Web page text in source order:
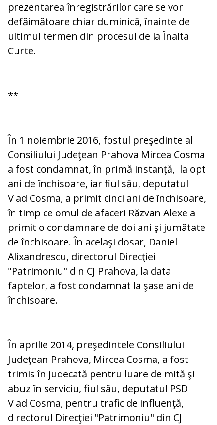
prezentarea înregistrărilor care se vor
defăimătoare chiar duminică, înainte de
ultimul termen din procesul de la Înalta
Curte.
**
În 1 noiembrie 2016, fostul preşedinte al
Consiliului Judeţean Prahova Mircea Cosma
a fost condamnat, în primă instanță, la opt
ani de închisoare, iar fiul său, deputatul
Vlad Cosma, a primit cinci ani de închisoare,
în timp ce omul de afaceri Răzvan Alexe a
primit o condamnare de doi ani şi jumătate
de închisoare. În acelaşi dosar, Daniel
Alixandrescu, directorul Direcţiei
"Patrimoniu" din CJ Prahova, la data
faptelor, a fost condamnat la şase ani de
închisoare.
În aprilie 2014, preşedintele Consiliului
Judeţean Prahova, Mircea Cosma, a fost
trimis în judecată pentru luare de mită şi
abuz în serviciu, fiul său, deputatul PSD
Vlad Cosma, pentru trafic de influenţă,
directorul Direcţiei "Patrimoniu" din CJ